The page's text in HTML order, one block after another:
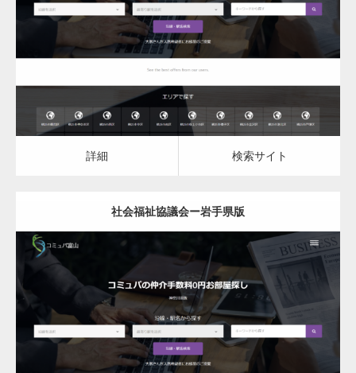
社会福祉協議会
詳細 検索サイト
詳細 検索サイト
社会福祉協議会ー岩手県版
更新日： 2023.03.10
社会福祉協議会
詳細 検索サイト